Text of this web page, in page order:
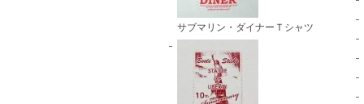
サブマリン・ダイナーＴシャツ